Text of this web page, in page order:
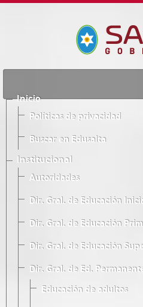
Inicio
Políticas de privacidad
Buscar en Edusalta
Institucional
Autoridades
Dir. Gral. de Educación
Dir. Gral. de Educación
Dir. Gral. de Educación
Dir. Gral. de Ed.
Educación de adultos